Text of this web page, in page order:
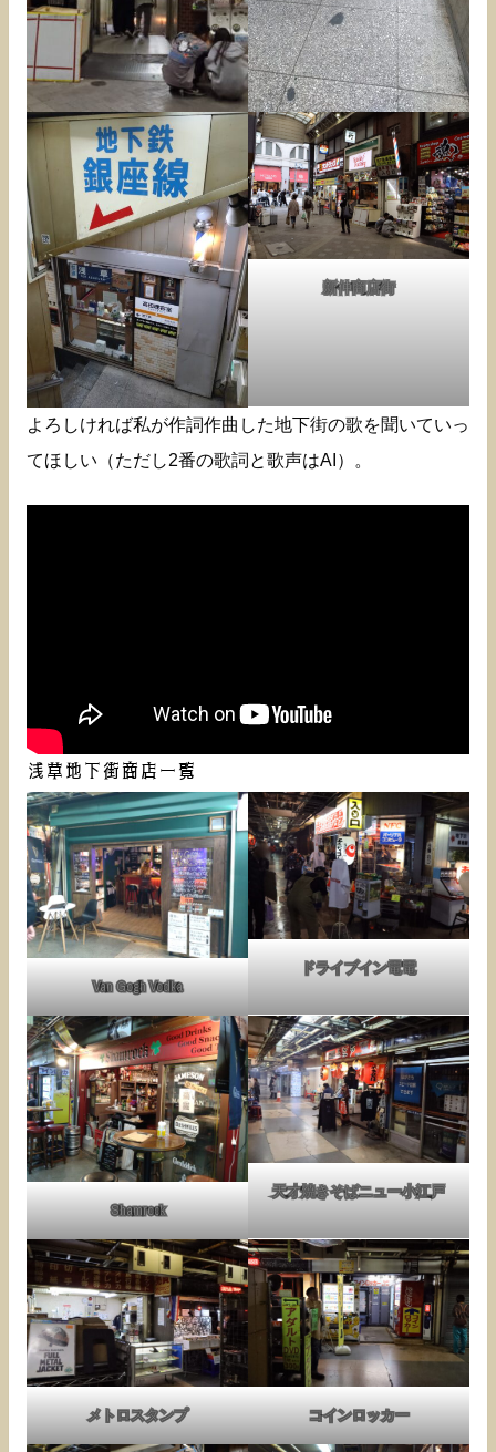
新仲商店街
よろしければ私が作詞作曲した地下街の歌を聞いていっ
てほしい（ただし2番の歌詞と歌声はAI）。
浅草地下街商店一覧
Van Gogh Vodka
ドライブイン電電
Shamrock
天才焼きそばニュー小江戸
メトロスタンプ コインロッカー